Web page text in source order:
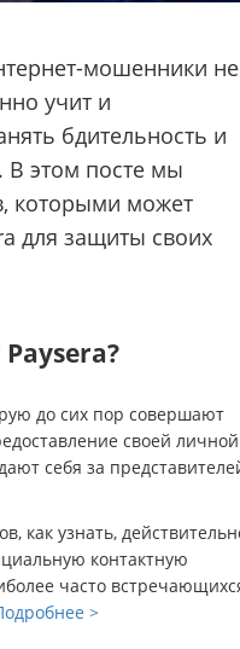
мошенники не
учит и
бдительность и
В этом посте мы
которыми может
для защиты своих
до сих пор совершают
своей личной
себя за
как узнать,
контактную
часто
>